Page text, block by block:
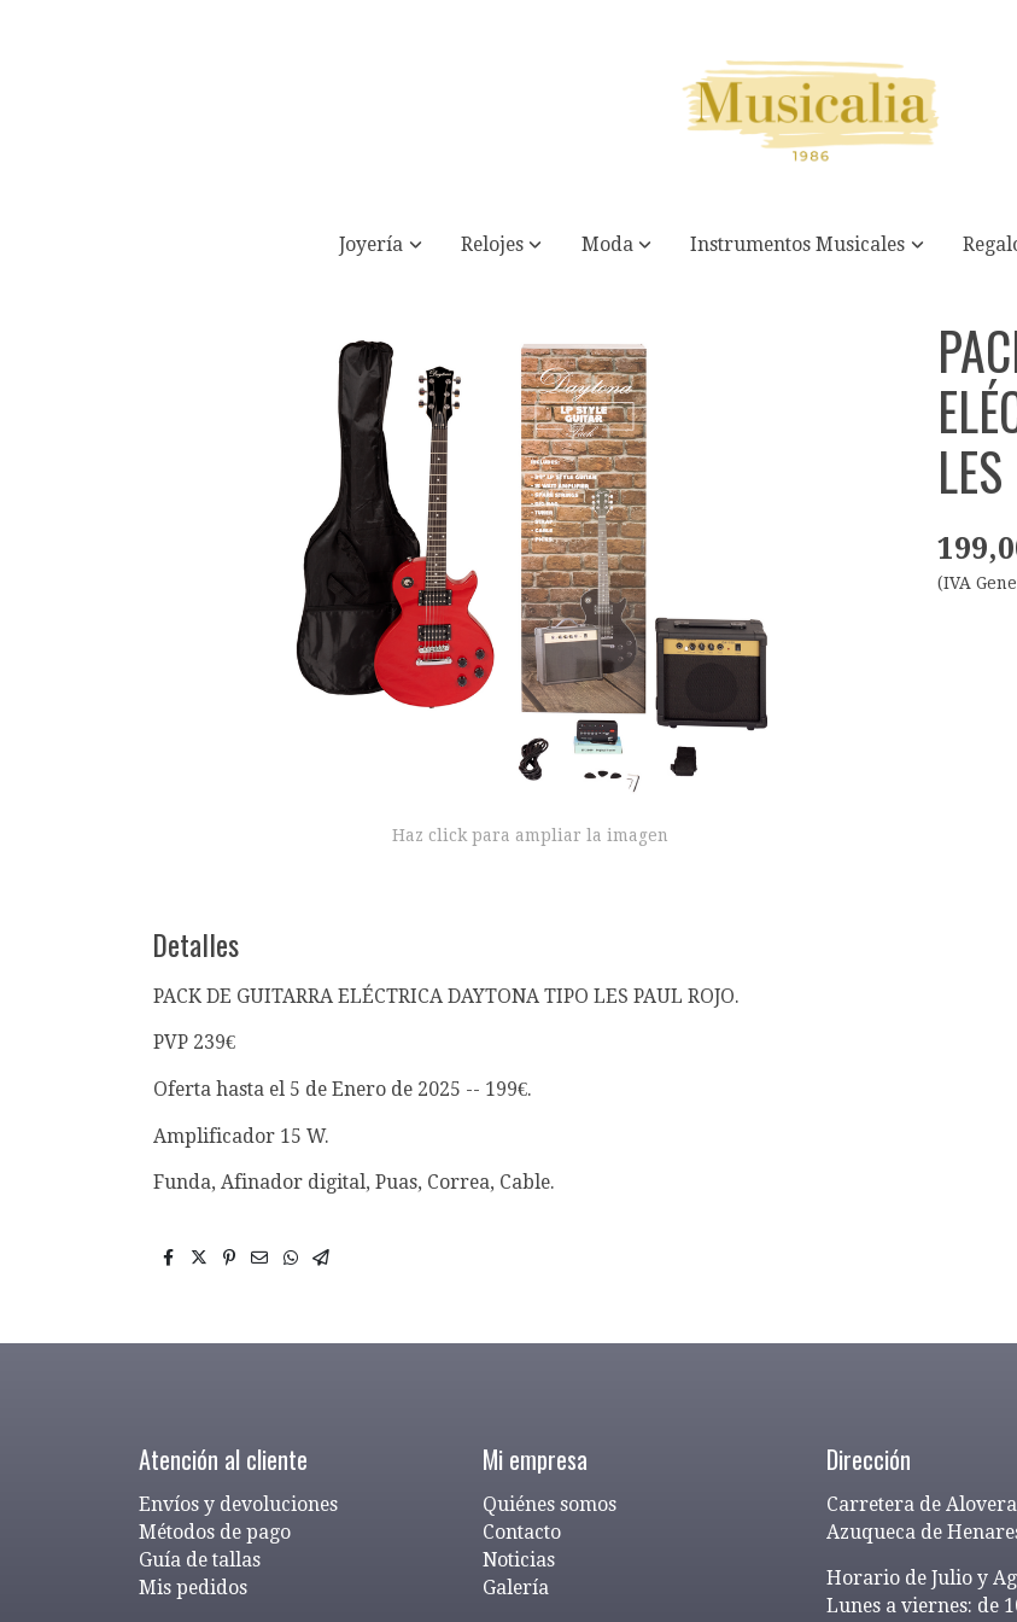
Joyería Relojes Moda Instrumentos Musicales
PACK DE GUITARRA ELÉCTRICA DAYTONA TIPO LES PAUL ROJO.
Haz click para ampliar la imagen
Detalles
PACK DE GUITARRA ELÉCTRICA DAYTONA TIPO LES PAUL ROJO.
PVP 239€
Oferta hasta el 5 de Enero de 2025 -- 199€.
Amplificador 15 W.
Funda, Afinador digital, Puas, Correa, Cable.
(IVA
Atención al cliente
Envíos y devoluciones
Métodos de pago
Guía de tallas
Mis pedidos
Mi empresa
Quiénes somos
Contacto
Noticias
Galería
Dirección
Carretera de
Azuqueca de
Horario de Julio y
Lunes a viernes: de